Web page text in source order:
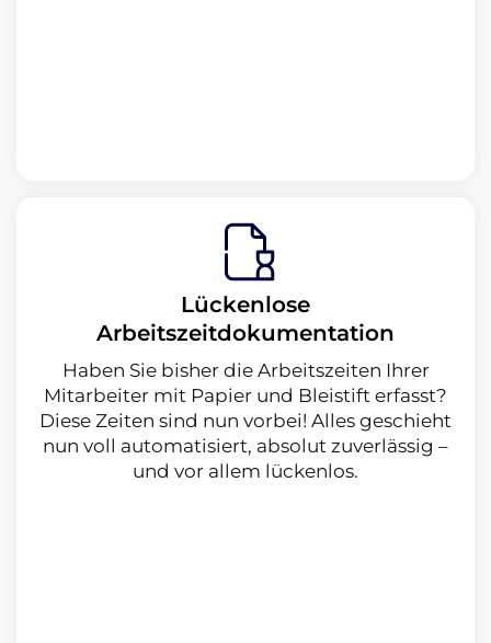
Lückenlose
Arbeitszeitdokumentation
Haben Sie bisher die Arbeitszeiten Ihrer
Mitarbeiter mit Papier und Bleistift er­fasst?
Diese Zeiten sind nun vorbei! Alles geschieht
nun voll automatisiert, ab­solut zuverlässig –
und vor allem lückenlos.